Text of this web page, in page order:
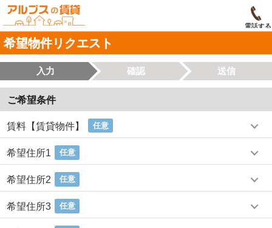
電話する
希望物件リクエスト
入力 確認 送信
ご希望条件
賃料【賃貸物件】 任意
希望住所1 任意
希望住所2 任意
希望住所3 任意